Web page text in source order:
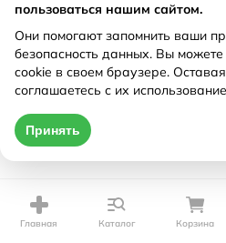
Главная Каталог Корзина
пользоваться нашим сайтом.
Они помогают запомнить ваши
безопасность данных. Вы
cookie в своем браузере.
соглашаетесь с их
Принять